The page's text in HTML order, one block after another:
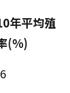
年平均殖
(%)